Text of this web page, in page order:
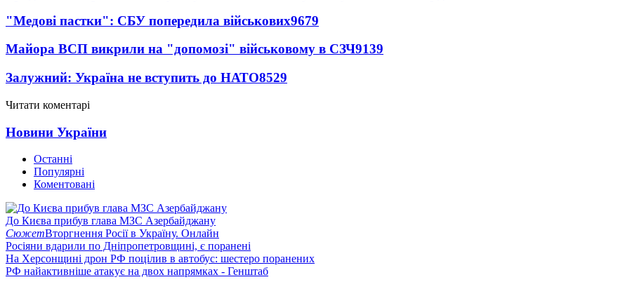
"Медові пастки": СБУ попередила військових9679
Майора ВСП викрили на "допомозі" військовому в СЗЧ9139
Залужний: Україна не вступить до НАТО8529
Читати коментарі
Новини України
Останні
Популярні
Коментовані
До Києва прибув глава МЗС Азербайджану
СюжетВторгнення Росії в Україну. Онлайн
Росіяни вдарили по Дніпропетровщині, є поранені
На Херсонщині дрон РФ поцілив в автобус: шестеро поранених
РФ найактивніше атакує на двох напрямках - Генштаб